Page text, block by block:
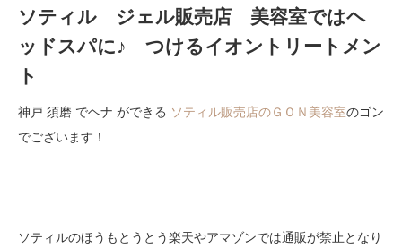
ソティル ジェル販売店 美容室ではヘ
ッドスパに♪ つけるイオントリートメン
ト
神戸 須磨 でヘナ ができる ソティル販売店のＧＯＮ美容室のゴン
でございます！
ソティルのほうもとうとう楽天やアマゾンでは通販が禁止となり